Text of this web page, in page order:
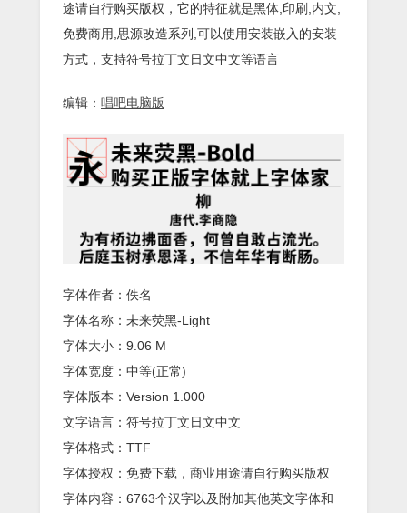
途请自行购买版权，它的特征就是黑体,印刷,内文,
免费商用,思源改造系列,可以使用安装嵌入的安装
方式，支持符号拉丁文日文中文等语言
编辑： 唱吧电脑版
字体作者：佚名
字体名称：未来荧黑-Light
字体大小：9.06 M
字体宽度：中等(正常)
字体版本：Version 1.000
文字语言：符号拉丁文日文中文
字体格式：TTF
字体授权：免费下载，商业用途请自行购买版权
字体内容：6763个汉字以及附加其他英文字体和